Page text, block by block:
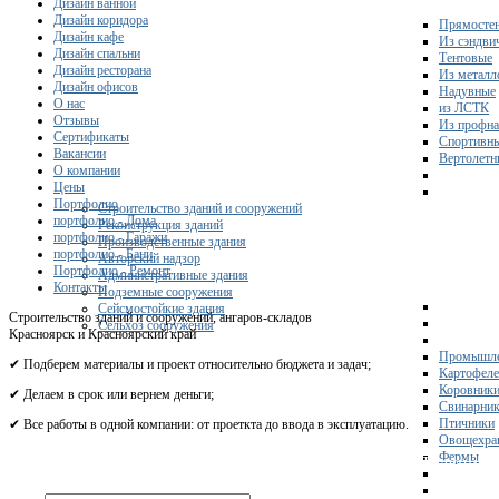
Из
Тентовые
Из
Надувные
из ЛСТК
Из
Строительство зданий и сооружений
Реконструкция зданий
Производственные здания
Авторский надзор
Административные здания
Подземные сооружения
Сейсмостойкие здания
Сельхоз сооружения
Коровники
Птичники
Фермы
Дизайн ванной
Дизайн коридора
Дизайн кафе
Дизайн спальни
Дизайн ресторана
Дизайн офисов
О нас
Отзывы
Сертификаты
Вакансии
О компании
Цены
Портфолио
портфолио - Дома
портфолио - Гаражи
портфолио - Бани
Портфолио - Ремонт
Контакты
Строительство зданий и сооружений, ангаров-складов
Красноярск и Красноярский край
✔ Подберем материалы и проект относительно бюджета и задач;
✔ Делаем в срок или вернем деньги;
✔ Все работы в одной компании: от проеткта до ввода в эксплуатацию.